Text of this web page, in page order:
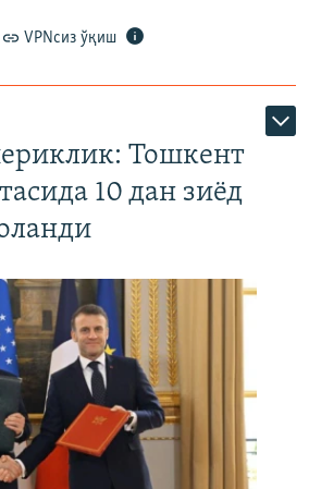
VPNсиз ўқиш
Тошкент
10 дан зиёд